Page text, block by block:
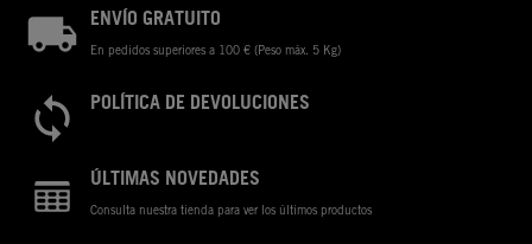
ENVÍO GRATUITO
En pedidos superiores a 100 € (Peso máx. 5 Kg)
POLÍTICA DE DEVOLUCIONES
ÚLTIMAS NOVEDADES
Consulta nuestra tienda para ver los últimos productos